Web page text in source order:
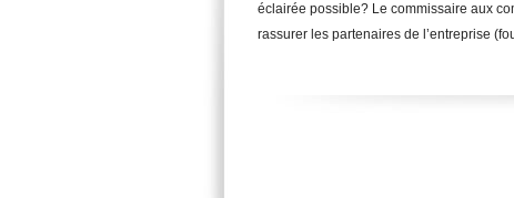
éclairée possible? Le commissaire aux
rassurer les partenaires de l’entreprise